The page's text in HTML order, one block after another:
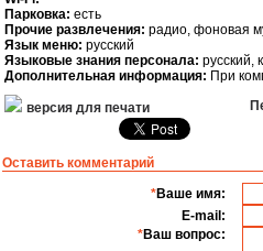
Парковка: есть
Прочие развлечения: радио, фоновая
Язык меню: русский
Языковые знания персонала: русский,
Дополнительная информация: При
версия для печати
Оставить комментарий
*Ваше имя:
E-mail:
*Ваш вопрос: